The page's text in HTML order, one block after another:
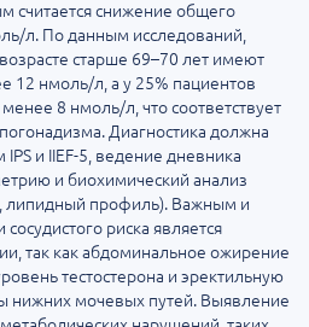
считается снижение общего
л. По данным исследований,
старше 69–70 лет имеют
12 нмоль/л, а у 25% пациентов
менее 8 нмоль/л, что соответствует
Диагностика должна
и IIEF-5, ведение дневника
и биохимический анализ
липидный профиль). Важным и
риска является
так как абдоминальное ожирение
тестостерона и эректильную
нижних мочевых путей. Выявление